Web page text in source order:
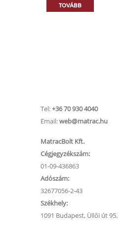
TOVÁBB
Tel:+36 70 930 4040
Email:web@matrac.hu
MatracBolt Kft.
Cégjegyzékszám:
01-09-436863
Adószám:
32677056-2-43
Székhely:
1091 Budapest, Üllői út 95.